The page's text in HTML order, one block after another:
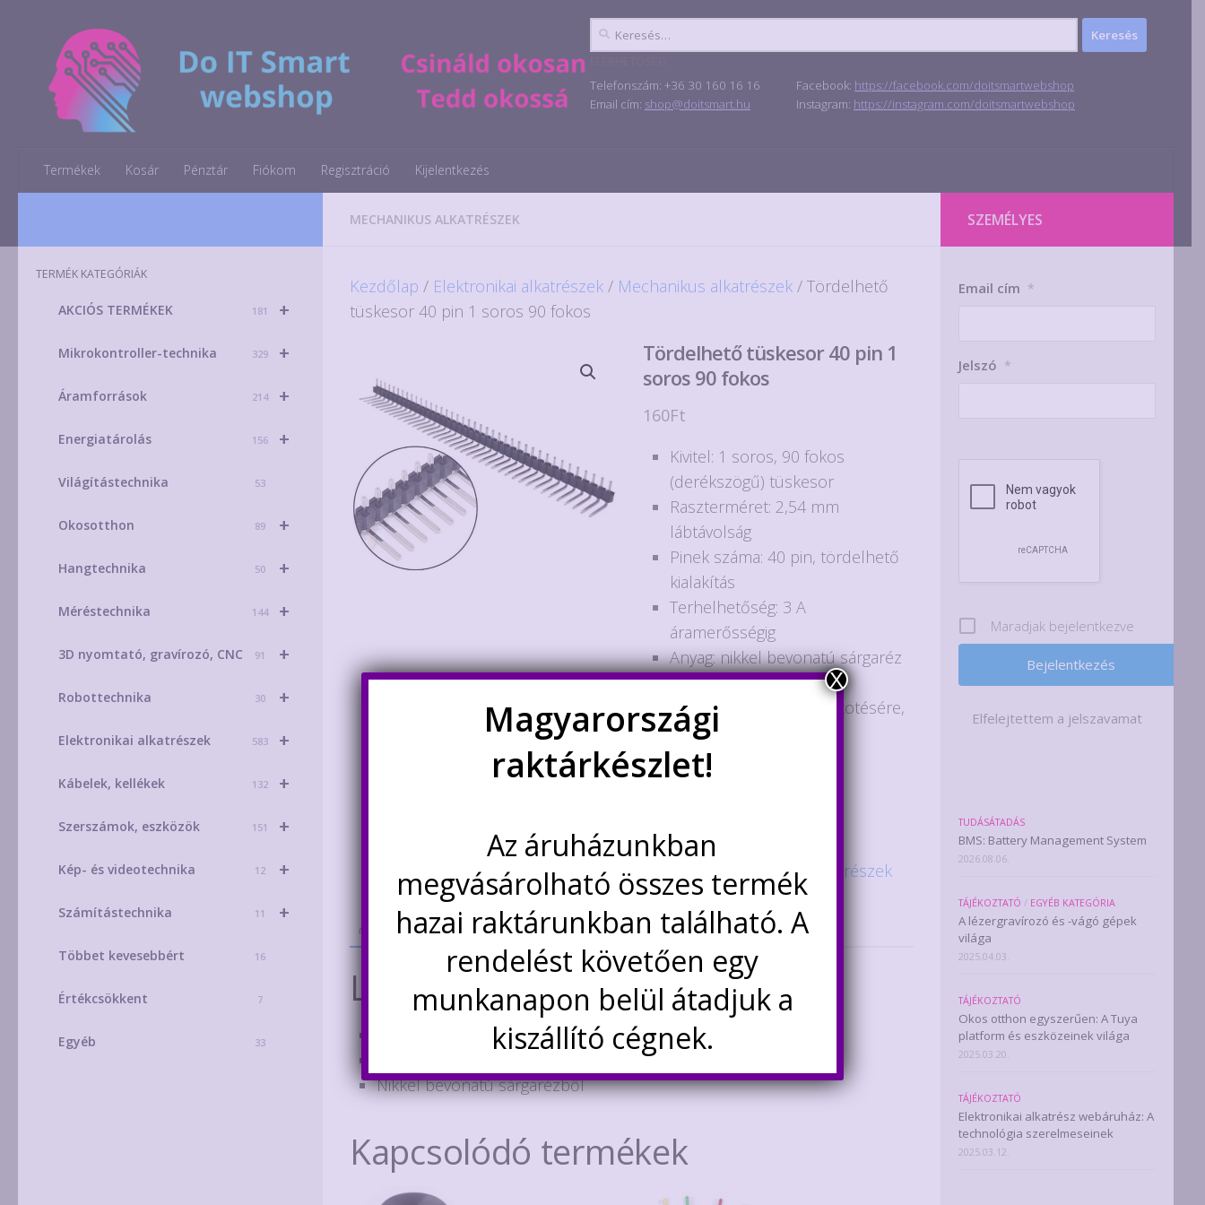
Skip to content Keresés:
Telefonszám: +36 30 160 16 16 Facebook: https://facebook.com/doitsmartwebshop
Email cím: shop@doitsmart.hu Instagram: https://instagram.com/doitsmartwebshop
Termékek Kosár Pénztár Fiókom Regisztráció Kijelentkezés
MECHANIKUS ALKATRÉSZEK
Kezdőlap / Elektronikai alkatrészek / Mechanikus alkatrészek / Tördelhető
tüskesor 40 pin 1 soros 90 fokos
Tördelhető tüskesor 40 pin 1
soros 90 fokos
160Ft
Kivitel: 1 soros, 90 fokos
(derékszögű) tüskesor
Raszterméret: 2,54 mm
lábtávolság
Pinek száma: 40 pin, tördelhető
kialakítás
Terhelhetőség: 3 A
áramerősségig
Anyag: nikkel bevonatú sárgaréz
Felhasználás: NYÁK-ok,
fejlesztőpanelek összekötésére,
forrasztható kivitel
Nincs több készleten
újra elérhető
Kategória: Mechanikus alkatrészek
Leírás További információk Vélemények (0)
Leírás
1 raszter, azaz 2.54 mm lábtávolság
Nikkel bevonatú sárgarézből
Kapcsolódó termékek
TERMÉK KATEGÓRIÁK
+
AKCIÓS TERMÉKEK 181
+
Mikrokontroller-technika 329
+
Áramforrások 214
+
Energiatárolás 156
Világítástechnika 53
+
Okosotthon 89
+
Hangtechnika 50
+
Méréstechnika 144
+
3D nyomtató, gravírozó, CNC 91
+
Robottechnika 30
+
Elektronikai alkatrészek 583
+
Kábelek, kellékek 132
+
Szerszámok, eszközök 151
+
Kép- és videotechnika 12
+
Számítástechnika 11
Többet kevesebbért 16
Értékcsökkent 7
Egyéb 33
SZEMÉLYES
Email cím *
Jelszó *
Maradjak bejelentkezve
Elfelejtettem a jelszavamat
TUDÁSÁTADÁS
BMS: Battery Management System
2026.08.06.
TÁJÉKOZTATÓ / EGYÉB KATEGÓRIA
A lézergravírozó és -vágó gépek
világa
2025.04.03.
TÁJÉKOZTATÓ
Okos otthon egyszerűen: A Tuya
platform és eszközeinek világa
2025.03.20.
TÁJÉKOZTATÓ
Elektronikai alkatrész webáruház: A
technológia szerelmeseinek
2025.03.12.
Magyarországi
raktárkészlet!
Az áruházunkban
megvásárolható összes termék
hazai raktárunkban található. A
rendelést követően egy
munkanapon belül átadjuk a
kiszállító cégnek.
X